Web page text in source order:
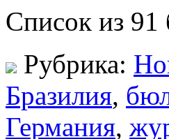
Список из
Рубрика:
Бразилия,
Германия,